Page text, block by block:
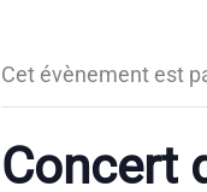
Cet évènement est
Concert